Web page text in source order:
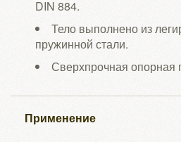
DIN 884.
Тело выполнено из
пружинной стали.
Сверхпрочная опорная
Применение